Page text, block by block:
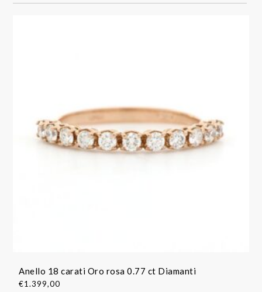
Anello 18 carati Oro rosa 0.77 ct Diamanti
€1.399,00